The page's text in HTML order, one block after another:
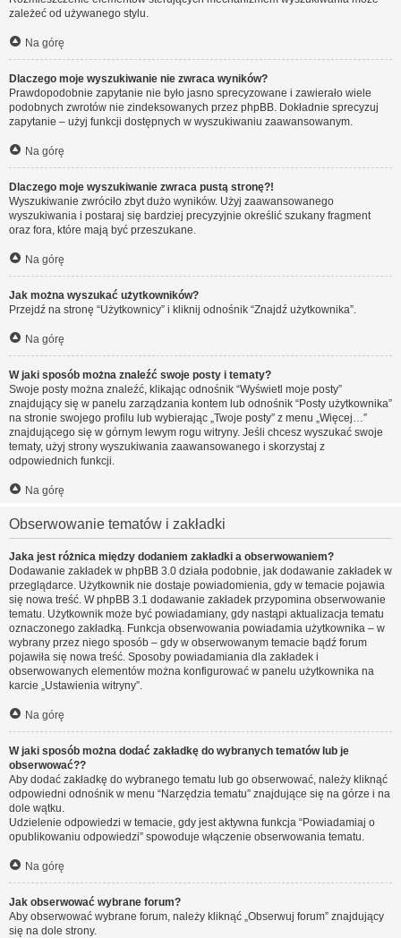
zależeć od używanego stylu.
Na górę
Dlaczego moje wyszukiwanie nie zwraca wyników?
Prawdopodobnie zapytanie nie było jasno sprecyzowane i zawierało wiele
podobnych zwrotów nie zindeksowanych przez phpBB. Dokładnie sprecyzuj
zapytanie – użyj funkcji dostępnych w wyszukiwaniu zaawansowanym.
Na górę
Dlaczego moje wyszukiwanie zwraca pustą stronę?!
Wyszukiwanie zwróciło zbyt dużo wyników. Użyj zaawansowanego
wyszukiwania i postaraj się bardziej precyzyjnie określić szukany fragment
oraz fora, które mają być przeszukane.
Na górę
Jak można wyszukać użytkowników?
Przejdź na stronę “Użytkownicy” i kliknij odnośnik “Znajdź użytkownika”.
Na górę
W jaki sposób można znaleźć swoje posty i tematy?
Swoje posty można znaleźć, klikając odnośnik “Wyświetl moje posty”
znajdujący się w panelu zarządzania kontem lub odnośnik “Posty użytkownika”
na stronie swojego profilu lub wybierając „Twoje posty” z menu „Więcej…”
znajdującego się w górnym lewym rogu witryny. Jeśli chcesz wyszukać swoje
tematy, użyj strony wyszukiwania zaawansowanego i skorzystaj z
odpowiednich funkcji.
Na górę
Obserwowanie tematów i zakładki
Jaka jest różnica między dodaniem zakładki a obserwowaniem?
Dodawanie zakładek w phpBB 3.0 działa podobnie, jak dodawanie zakładek w
przeglądarce. Użytkownik nie dostaje powiadomienia, gdy w temacie pojawia
się nowa treść. W phpBB 3.1 dodawanie zakładek przypomina obserwowanie
tematu. Użytkownik może być powiadamiany, gdy nastąpi aktualizacja tematu
oznaczonego zakładką. Funkcja obserwowania powiadamia użytkownika – w
wybrany przez niego sposób – gdy w obserwowanym temacie bądź forum
pojawiła się nowa treść. Sposoby powiadamiania dla zakładek i
obserwowanych elementów można konfigurować w panelu użytkownika na
karcie „Ustawienia witryny”.
Na górę
W jaki sposób można dodać zakładkę do wybranych tematów lub je
obserwować??
Aby dodać zakładkę do wybranego tematu lub go obserwować, należy kliknąć
odpowiedni odnośnik w menu “Narzędzia tematu” znajdujące się na górze i na
dole wątku.
Udzielenie odpowiedzi w temacie, gdy jest aktywna funkcja “Powiadamiaj o
opublikowaniu odpowiedzi” spowoduje włączenie obserwowania tematu.
Na górę
Jak obserwować wybrane forum?
Aby obserwować wybrane forum, należy kliknąć „Obserwuj forum” znajdujący
się na dole strony.